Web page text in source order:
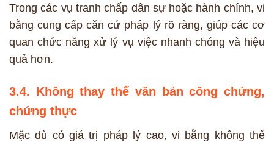
Trong các vụ tranh chấp dân sự hoặc hành chính, vi
bằng cung cấp căn cứ pháp lý rõ ràng, giúp các cơ
quan chức năng xử lý vụ việc nhanh chóng và hiệu
quả hơn.
3.4. Không thay thế văn bản công chứng,
chứng thực
Mặc dù có giá trị pháp lý cao, vi bằng không thể